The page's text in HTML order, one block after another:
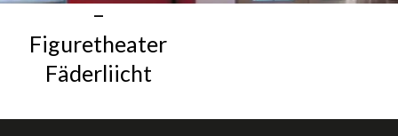
–
Figuretheater
Fäderliicht